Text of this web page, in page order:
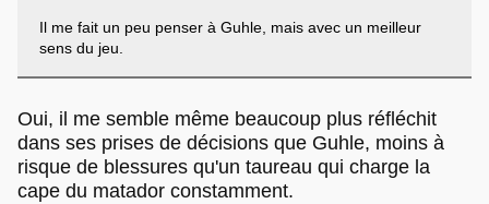
Il me fait un peu penser à Guhle, mais avec un meilleur
sens du jeu.
Oui, il me semble même beaucoup plus réfléchit
dans ses prises de décisions que Guhle, moins à
risque de blessures qu'un taureau qui charge la
cape du matador constamment.